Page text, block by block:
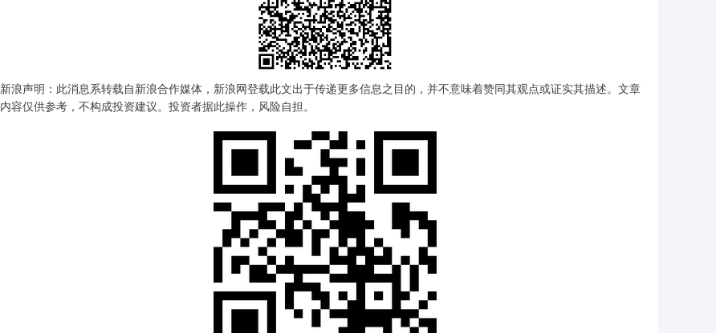
新浪声明：此消息系转载自新浪合作媒体，新浪网登载此文出于传递更多信息之目的，并不意味着赞同其观点或证实其描述。文章
内容仅供参考，不构成投资建议。投资者据此操作，风险自担。